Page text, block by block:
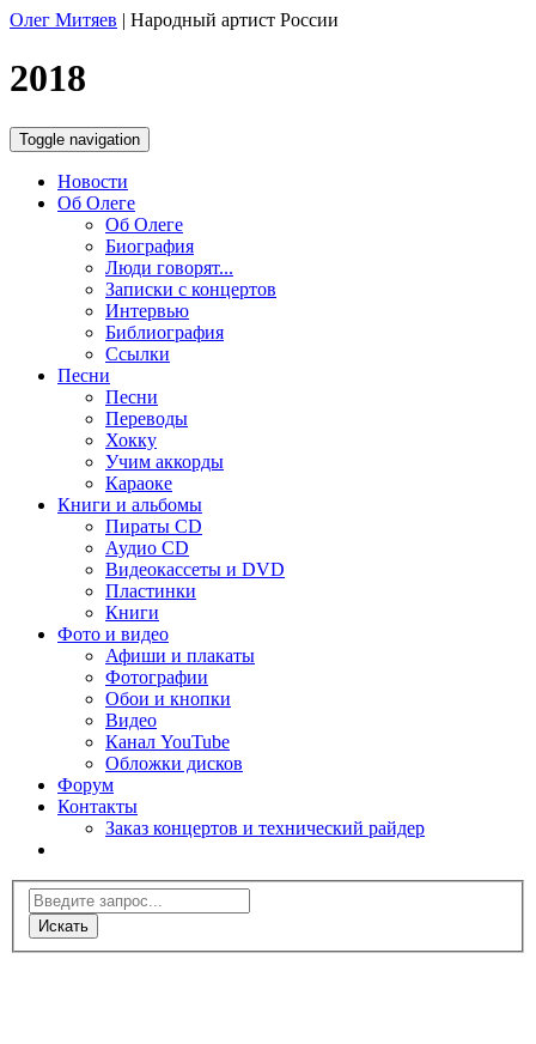
Олег Митяев | Народный артист России
2018
Toggle navigation
Новости
Об Олеге
Об Олеге
Биография
Люди говорят...
Записки с концертов
Интервью
Библиография
Ссылки
Песни
Песни
Переводы
Хокку
Учим аккорды
Караоке
Книги и альбомы
Пираты CD
Аудио CD
Видеокассеты и DVD
Пластинки
Книги
Фото и видео
Афиши и плакаты
Фотографии
Обои и кнопки
Видео
Канал YouTube
Обложки дисков
Форум
Контакты
Заказ концертов и технический райдер
Искать